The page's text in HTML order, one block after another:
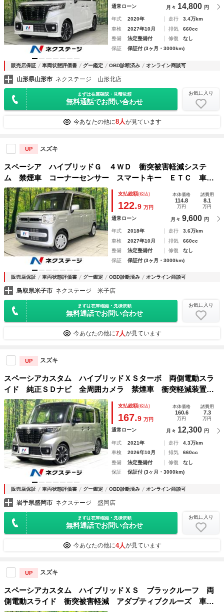
通常ローン 月々 14,800 円
年式 2020年 走行
3.4万km
車検
2027年10月 排気
660cc
整備
法定整備付 修復
なし
保証
保証付 (3ヶ月・3000km)
販売店保証 車両状態評価書 グー鑑定 OBD診断済み オンライン商談可
山形県山形市 ネクステージ 山形北店
まずは在庫確認・見積依頼
無料通話でお問い合わせ
お気に入り
今あなたの他に8人が見ています
UP スズキ
スペーシア ハイブリッドＧ ４ＷＤ 衝突被害軽減システ
ム 禁煙車 コーナーセンサー スマートキー ＥＴＣ 車線
逸脱警報 オートライト オートエアコン ＣＤ 盗難防止装
置 プライバシーガラス
支払総額(税込)
122.9 万円
本体価格
114.8
万円
諸費用
8.1
万円
通常ローン 月々 9,600 円
年式 2018年 走行
3.6万km
車検
2027年10月 排気
660cc
整備
法定整備付 修復
なし
保証
保証付 (3ヶ月・3000km)
販売店保証 車両状態評価書 グー鑑定 OBD診断済み オンライン商談可
鳥取県米子市 ネクステージ 米子店
まずは在庫確認・見積依頼
無料通話でお問い合わせ
お気に入り
今あなたの他に7人が見ています
UP スズキ
スペーシアカスタム ハイブリッドＸＳターボ 両側電動スラ
イド 純正ＳＤナビ 全周囲カメラ 禁煙車 衝突軽減装置
レーダークルーズ ＥＴＣ シートヒーター クリアランスソ
ナー オートライト オートエアコン ＬＥＤヘッド ＬＥＤ
フォグ スマートキー
支払総額(税込)
167.9 万円
本体価格
160.6
万円
諸費用
7.3
万円
通常ローン 月々 12,300 円
年式 2021年 走行
4.3万km
車検
2026年10月 排気
660cc
整備
法定整備付 修復
なし
保証
保証付 (3ヶ月・3000km)
販売店保証 車両状態評価書 グー鑑定 OBD診断済み オンライン商談可
岩手県盛岡市 ネクステージ 盛岡店
まずは在庫確認・見積依頼
無料通話でお問い合わせ
お気に入り
今あなたの他に4人が見ています
UP スズキ
スペーシアカスタム ハイブリッドＸＳ ブラックルーフ 両
側電動スライド 衝突被害軽減 アダプティブクルーズ 車線